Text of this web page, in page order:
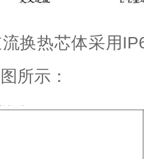
换热芯体采用
所示：